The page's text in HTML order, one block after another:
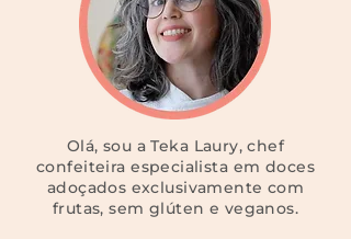
Olá, sou a Teka Laury, chef
confeiteira especialista em doces
adoçados exclusivamente com
frutas, sem glúten e veganos.